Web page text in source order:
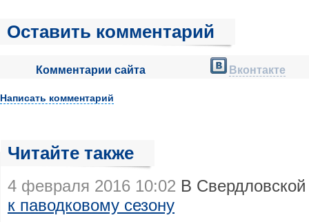
Оставить комментарий
Комментарии сайта Вконтакте
Написать комментарий
Читайте также
4 февраля 2016 10:02 В
к паводковому сезону